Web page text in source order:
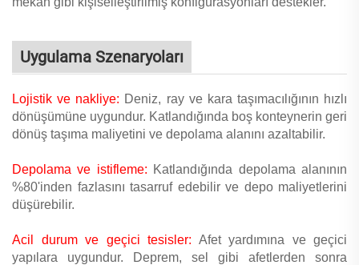
Uygulama Szenaryoları
Lojistik ve nakliye: Deniz, ray ve kara taşımacılığının hızlı
dönüşümüne uygundur. Katlandığında boş konteynerin geri
dönüş taşıma maliyetini ve depolama alanını azaltabilir.
Depolama ve istifleme: Katlandığında depolama alanının
%80'inden fazlasını tasarruf edebilir ve depo maliyetlerini
düşürebilir.
Acil durum ve geçici tesisler: Afet yardımına ve geçici
yapılara uygundur. Deprem, sel gibi afetlerden sonra